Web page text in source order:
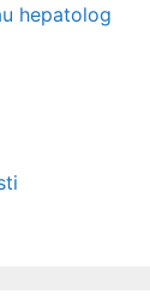
hepatolog